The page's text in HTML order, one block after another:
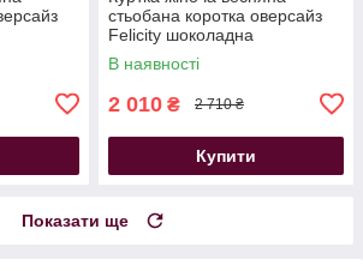
стьобана коротка оверсайз
Felicity шоколадна
В наявності
2 010 ₴ 2 710 ₴
Купити
Показати ще